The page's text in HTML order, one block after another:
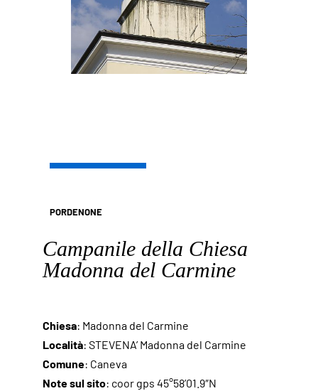
PORDENONE
Campanile della Chiesa
Madonna del Carmine
Chiesa: Madonna del Carmine
Località: STEVENA’ Madonna del Carmine
Comune: Caneva
Note sul sito: coor gps 45°58’01.9″N